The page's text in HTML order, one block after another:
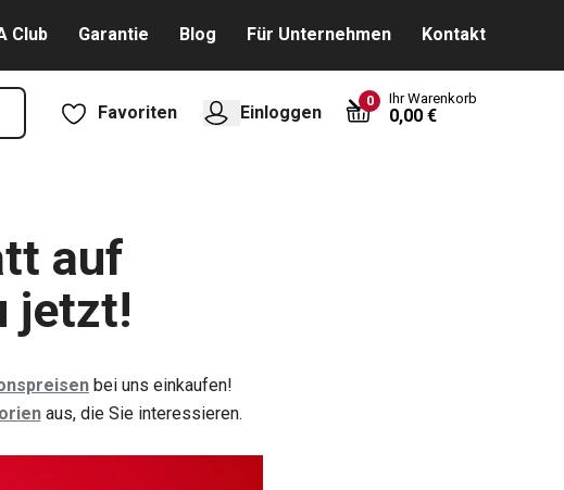
Club Garantie Blog Für Unternehmen Kontakt
Favoriten Einloggen
0 Ihr Warenkorb
0,00 €
auf
jetzt!
bei uns einkaufen!
aus, die Sie interessieren.